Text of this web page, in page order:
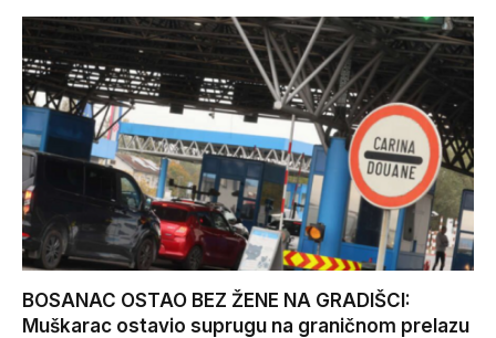
BOSANAC OSTAO BEZ ŽENE NA GRADIŠCI:
Muškarac ostavio suprugu na graničnom prelazu